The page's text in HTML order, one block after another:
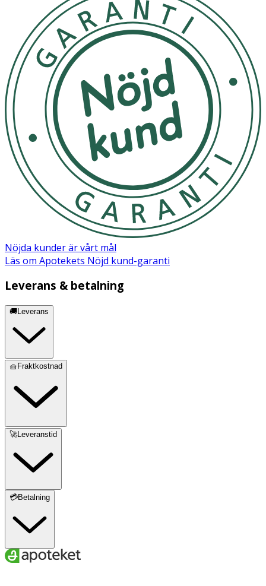
Nöjda kunder är vårt mål
Läs om Apotekets Nöjd kund-garanti
Leverans & betalning
🚚Leverans
🧺Fraktkostnad
🚀Leveranstid
💳Betalning